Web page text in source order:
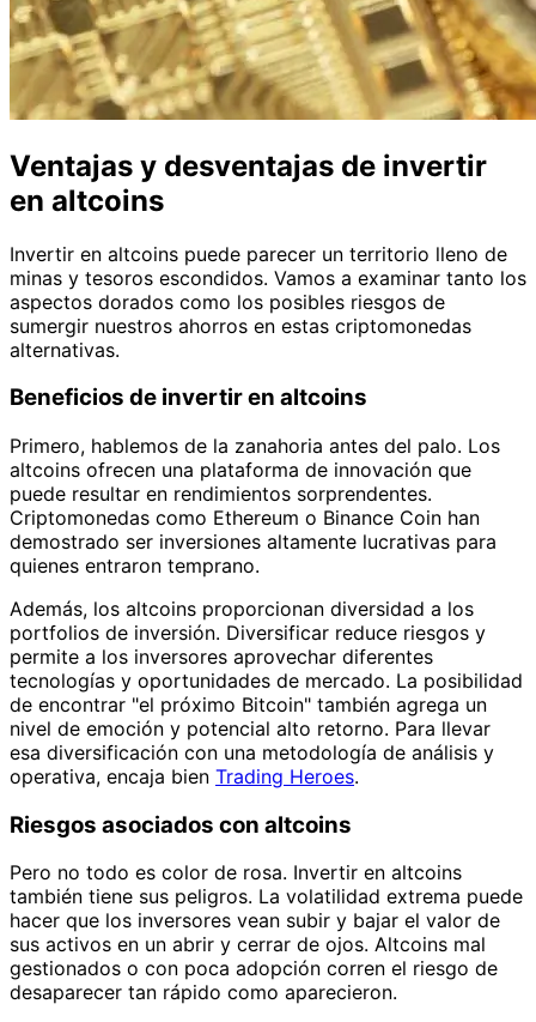
Ventajas y desventajas de invertir
en altcoins
Invertir en altcoins puede parecer un territorio lleno de
minas y tesoros escondidos. Vamos a examinar tanto los
aspectos dorados como los posibles riesgos de
sumergir nuestros ahorros en estas criptomonedas
alternativas.
Beneficios de invertir en altcoins
Primero, hablemos de la zanahoria antes del palo. Los
altcoins ofrecen una plataforma de innovación que
puede resultar en rendimientos sorprendentes.
Criptomonedas como Ethereum o Binance Coin han
demostrado ser inversiones altamente lucrativas para
quienes entraron temprano.
Además, los altcoins proporcionan diversidad a los
portfolios de inversión. Diversificar reduce riesgos y
permite a los inversores aprovechar diferentes
tecnologías y oportunidades de mercado. La posibilidad
de encontrar "el próximo Bitcoin" también agrega un
nivel de emoción y potencial alto retorno. Para llevar
esa diversificación con una metodología de análisis y
operativa, encaja bien Trading Heroes.
Riesgos asociados con altcoins
Pero no todo es color de rosa. Invertir en altcoins
también tiene sus peligros. La volatilidad extrema puede
hacer que los inversores vean subir y bajar el valor de
sus activos en un abrir y cerrar de ojos. Altcoins mal
gestionados o con poca adopción corren el riesgo de
desaparecer tan rápido como aparecieron.